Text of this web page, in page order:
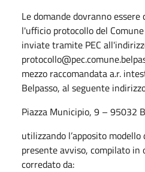
Le domande dovranno essere
l'ufficio protocollo del
inviate tramite PEC
mezzo raccomandata a.r.
Belpasso, al seguente
Piazza Municipio, 9 – 95032
utilizzando l’apposito
presente avviso, compilato in
corredato da: